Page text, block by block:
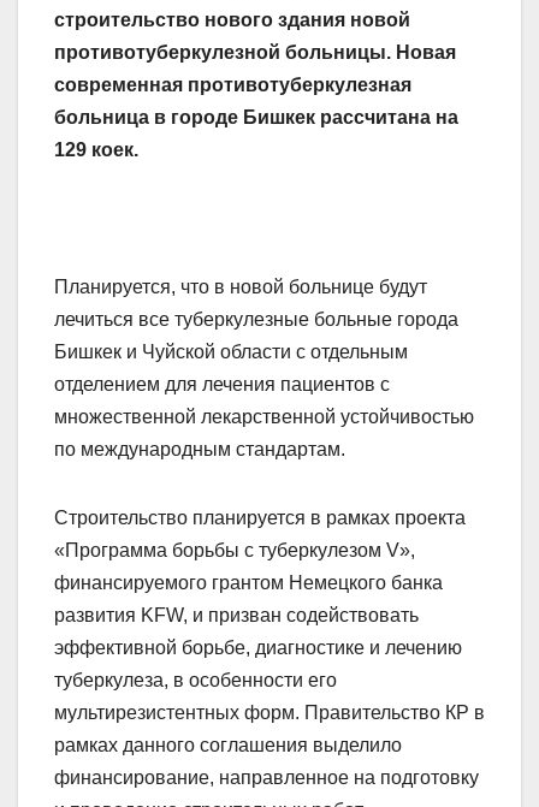
строительство нового здания новой
противотуберкулезной больницы. Новая
современная противотуберкулезная
больница в городе Бишкек рассчитана на
129 коек.
Планируется, что в новой больнице будут
лечиться все туберкулезные больные города
Бишкек и Чуйской области с отдельным
отделением для лечения пациентов с
множественной лекарственной устойчивостью
по международным стандартам.
Строительство планируется в рамках проекта
«Программа борьбы с туберкулезом V»,
финансируемого грантом Немецкого банка
развития KFW, и призван содействовать
эффективной борьбе, диагностике и лечению
туберкулеза, в особенности его
мультирезистентных форм. Правительство КР в
рамках данного соглашения выделило
финансирование, направленное на подготовку